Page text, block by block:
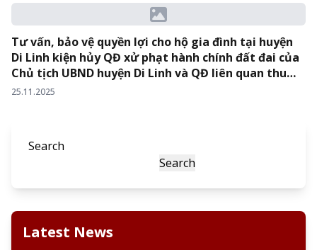
Tư vấn, bảo vệ quyền lợi cho hộ gia đình tại huyện
Di Linh kiện hủy QĐ xử phạt hành chính đất đai của
Chủ tịch UBND huyện Di Linh và QĐ liên quan thu
hồi đất trái luật tại Bến xe Di Linh – Tỉnh Lâm Đồng.
25.11.2025
Search
Search
Latest News